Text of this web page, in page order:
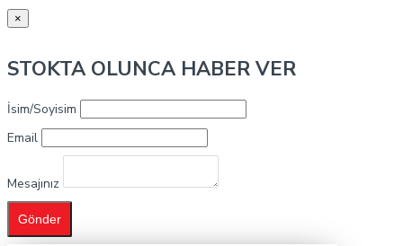
×
STOKTA OLUNCA HABER VER
İsim/Soyisim
Email
Mesajınız
Gönder